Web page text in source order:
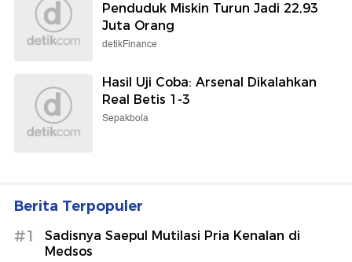
Penduduk Miskin Turun Jadi 22,93
Juta Orang
detikFinance
Hasil Uji Coba: Arsenal Dikalahkan
Real Betis 1-3
Sepakbola
Berita Terpopuler
#1
Sadisnya Saepul Mutilasi Pria Kenalan di
Medsos